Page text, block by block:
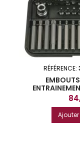
RÉFÉRENCE:
COFFRET DEPrix